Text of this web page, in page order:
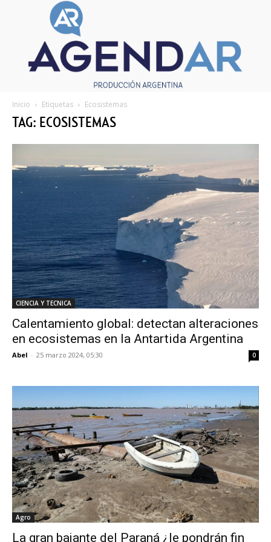
Inicio Etiquetas Ecosistemas
TAG: ECOSISTEMAS
CIENCIA Y TECNICA
Calentamiento global: detectan alteraciones
en ecosistemas en la Antartida Argentina
Abel - 25 marzo 2024, 05:30 0
Agro
La gran bajante del Paraná ¿le pondrán fin